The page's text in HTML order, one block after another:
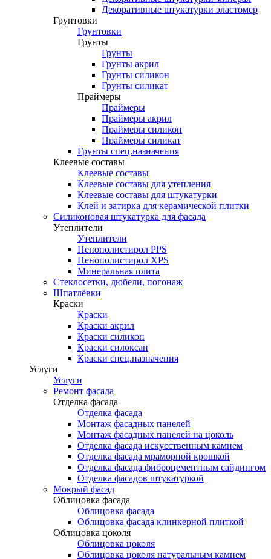
Декоративные штукатурки эластомер
Грунтовки
Грунтовки
Грунты
Грунты
Грунты акрил
Грунты силикон
Грунты силикат
Праймеры
Праймеры
Праймеры акрил
Праймеры силикон
Праймеры силикат
Грунты спец.назначения
Клеевые составы
Клеевые составы
Клеевые составы для утепления
Клеевые составы для штукатурки
Клей и затирка для керамической плитки
Силиконовая штукатурка для фасада
Утеплители
Утеплители
Пенополистирол PPS
Пенополистирол XPS
Минеральная плита
Стеклосетки, дюбели, погонаж
Шпатлёвки
Краски
Краски
Краски акрил
Краски силикон
Краски силоксан
Краски спец.назначения
Услуги
Услуги
Ремонт фасада
Отделка фасада
Отделка фасада
Монтаж фасадных панелей
Монтаж фасадных панелей на цоколь
Отделка фасада искусственным камнем
Отделка фасада мраморной крошкой
Отделка фасада фиброцементным сайдингом
Отделка фасадов штукатуркой
Мокрый фасад
Облицовка фасада
Облицовка фасада
Облицовка фасада клинкерной плиткой
Облицовка цоколя
Облицовка цоколя
Облицовка цоколя натуральным камнем